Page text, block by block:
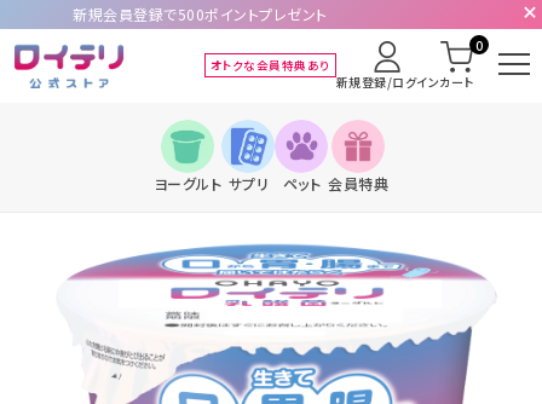
新規会員登録で500ポイントプレゼント
オトクな会員特典あり
新規登録/ログインカート
0
ヨーグルト サプリ ペット 会員特典